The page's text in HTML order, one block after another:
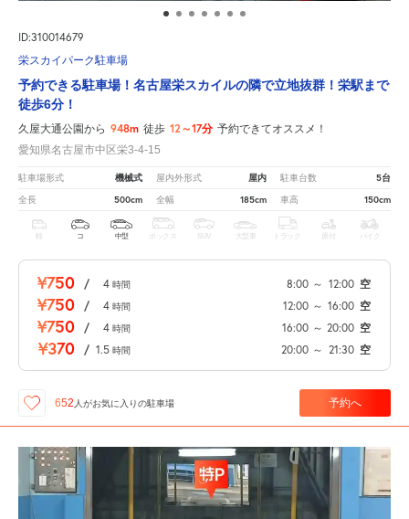
ID:310014679
栄スカイパーク駐車場
予約できる駐車場！名古屋栄スカイルの隣で立地抜群！栄駅まで
徒歩6分！
久屋大通公園から 948m 徒歩 12～17分 予約できてオススメ！
愛知県名古屋市中区栄3-4-15
駐車場形式 機械式 屋内外形式 屋内 駐車台数 5台
全長 500cm 全幅 185cm 車高 150cm
軽 コ 中型 ボックス SUV 大型車 トラック 原付 バイク
¥750 / 4 時間 8:00 ～ 12:00 空
¥750 / 4 時間 12:00 ～ 16:00 空
¥750 / 4 時間 16:00 ～ 20:00 空
¥370 / 1.5 時間 20:00 ～ 21:30 空
652 人がお気に入りの駐車場 予約へ